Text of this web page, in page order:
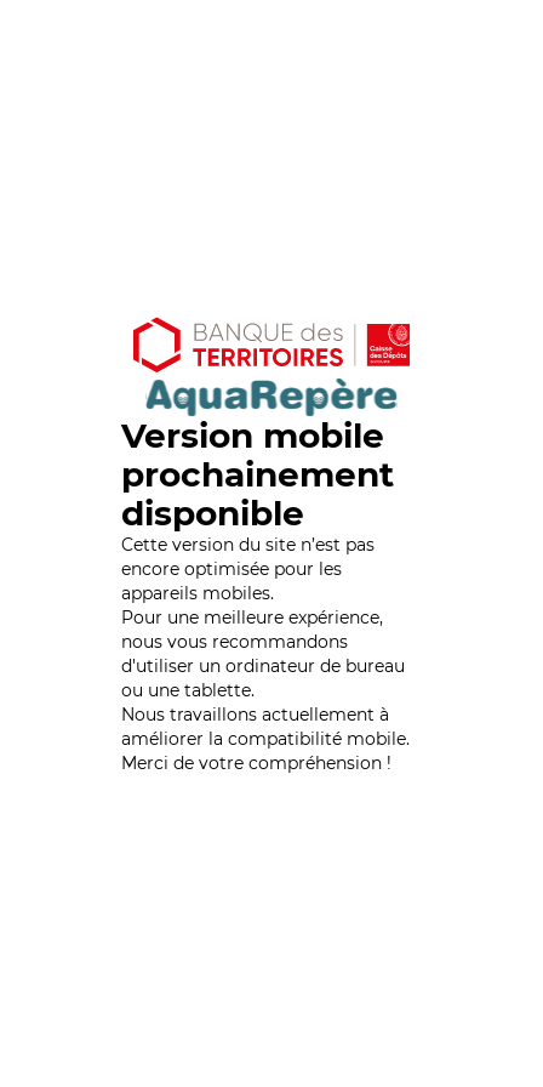
Version mobile
prochainement
disponible
Cette version du site n’est pas
encore optimisée pour les
appareils mobiles.
Pour une meilleure expérience,
nous vous recommandons
d'utiliser un ordinateur de bureau
ou une tablette.
Nous travaillons actuellement à
améliorer la compatibilité mobile.
Merci de votre compréhension !